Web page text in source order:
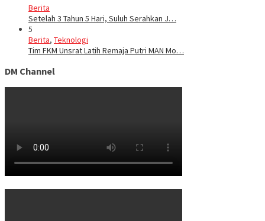
Berita
Setelah 3 Tahun 5 Hari, Suluh Serahkan J…
5
Berita, Teknologi
Tim FKM Unsrat Latih Remaja Putri MAN Mo…
DM Channel